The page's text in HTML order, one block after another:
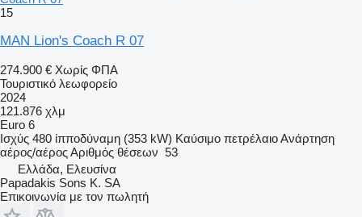
15
MAN Lion's Coach R 07
274.900 € Χωρίς ΦΠΑ
Τουριστικό λεωφορείο
2024
121.876 χλμ
Euro 6
Ισχύς 480 ίπποδύναμη (353 kW) Καύσιμο πετρέλαιοΑνάρτηση
αέρος/αέροςΑριθμός θέσεων 53
Ελλάδα, Ελευσίνα
Papadakis Sons K. SA
Επικοινωνία με τον πωλητή